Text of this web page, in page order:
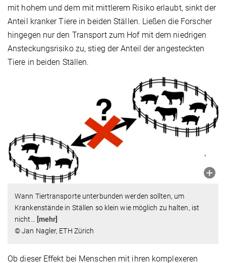
mit hohem und dem mit mittlerem Risiko erlaubt, sinkt der
Anteil kranker Tiere in beiden Ställen. Ließen die Forscher
hingegen nur den Transport zum Hof mit dem niedrigen
Ansteckungsrisiko zu, stieg der Anteil der angesteckten
Tiere in beiden Ställen.
Wann Tiertransporte unterbunden werden sollten, um
Krankenstände in Ställen so klein wie möglich zu halten, ist
nicht… [mehr]
© Jan Nagler, ETH Zürich
Ob dieser Effekt bei Menschen mit ihren komplexeren